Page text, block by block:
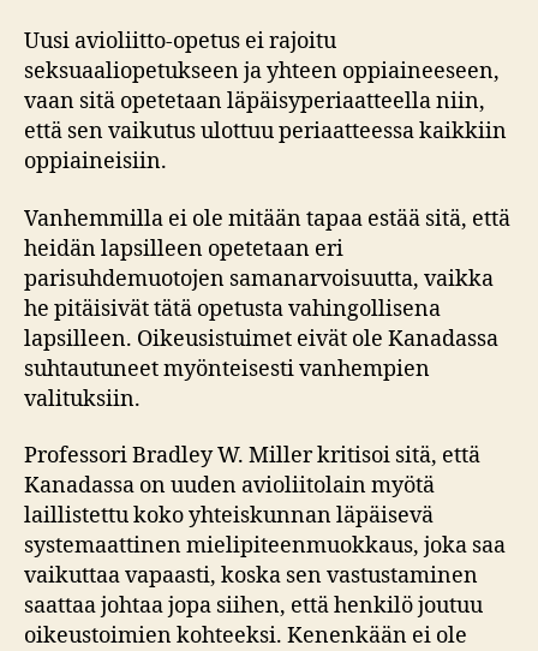
Uusi avioliitto-opetus ei rajoitu
seksuaaliopetukseen ja yhteen oppiaineeseen,
vaan sitä opetetaan läpäisyperiaatteella niin,
että sen vaikutus ulottuu periaatteessa kaikkiin
oppiaineisiin.
Vanhemmilla ei ole mitään tapaa estää sitä, että
heidän lapsilleen opetetaan eri
parisuhdemuotojen samanarvoisuutta, vaikka
he pitäisivät tätä opetusta vahingollisena
lapsilleen. Oikeusistuimet eivät ole Kanadassa
suhtautuneet myönteisesti vanhempien
valituksiin.
Professori Bradley W. Miller kritisoi sitä, että
Kanadassa on uuden avioliitolain myötä
laillistettu koko yhteiskunnan läpäisevä
systemaattinen mielipiteenmuokkaus, joka saa
vaikuttaa vapaasti, koska sen vastustaminen
saattaa johtaa jopa siihen, että henkilö joutuu
oikeustoimien kohteeksi. Kenenkään ei ole